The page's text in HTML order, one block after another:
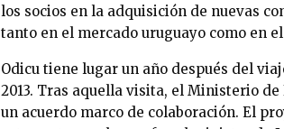
los socios en la adquisición de nuevas
tanto en el mercado uruguayo como en
Odicu tiene lugar un año después del
2013. Tras aquella visita, el Ministerio
un acuerdo marco de colaboración. El